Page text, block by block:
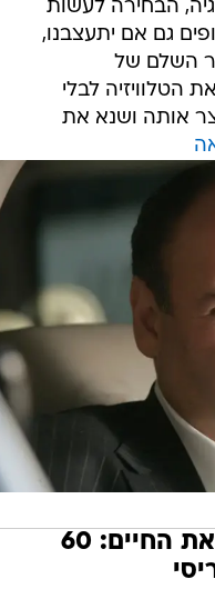
הבחירה לעשות
גם אם יתעצבנו,
השלם של
הטלוויזיה לבלי
אותה ושנא את
12. המילים שהצילו לנו את החיים: 60